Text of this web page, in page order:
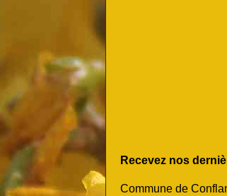
Recevez nos
Commune de